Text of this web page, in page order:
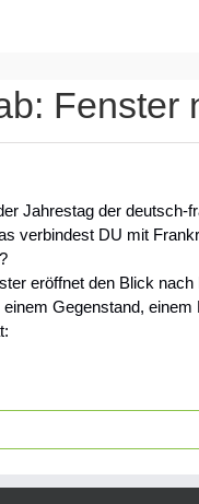
Fenster
Jahrestag der deutsch-
verbindest DU mit
eröffnet den Blick
Gegenstand,